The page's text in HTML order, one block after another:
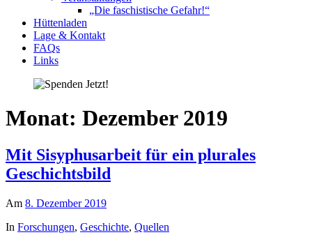
„Die faschistische Gefahr!“
Hüttenladen
Lage & Kontakt
FAQs
Links
Monat: Dezember 2019
Mit Sisyphusarbeit für ein plurales
Geschichtsbild
Am 8. Dezember 2019
In Forschungen, Geschichte, Quellen